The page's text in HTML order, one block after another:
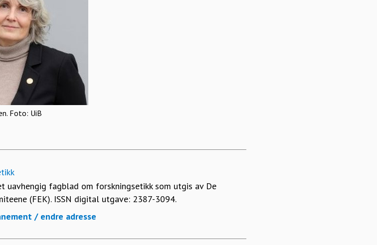
Foto: UiB
uavhengig fagblad om forskningsetikk som utgis av De
(FEK). ISSN digital utgave: 2387-3094.
/ endre adresse